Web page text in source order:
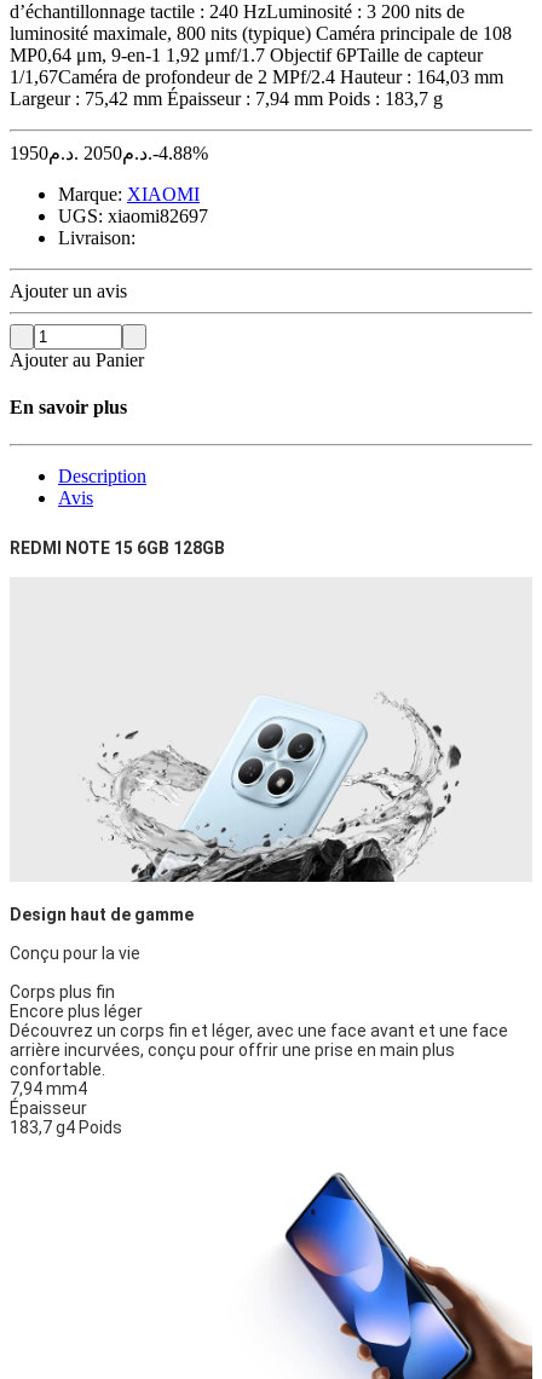
d’échantillonnage tactile : 240 HzLuminosité : 3 200 nits de
luminosité maximale, 800 nits (typique) Caméra principale de 108
MP0,64 μm, 9-en-1 1,92 μmf/1.7 Objectif 6PTaille de capteur
1/1,67Caméra de profondeur de 2 MPf/2.4 Hauteur : 164,03 mm
Largeur : 75,42 mm Épaisseur : 7,94 mm Poids : 183,7 g
1950 د.م. 2050 د.م.-4.88%
Marque: XIAOMI
UGS: xiaomi82697
Livraison:
Ajouter un avis
Ajouter au Panier
En savoir plus
Description
Avis
REDMI NOTE 15 6GB 128GB
Design haut de gamme
Conçu pour la vie
Corps plus fin
Encore plus léger
Découvrez un corps fin et léger, avec une face avant et une face
arrière incurvées, conçu pour offrir une prise en main plus
confortable.
7,94 mm4
Épaisseur
183,7 g4 Poids